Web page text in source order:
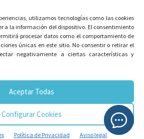
utilizamos tecnologías como las cookies
a la información del dispositivo. El consentimiento
procesar datos como el comportamiento de
únicas en este sitio. No consentir o retirar el
negativamente a ciertas características y
Aceptar Todas
Configurar Cookies
Política de Privacidad Aviso legal
NEWSLETTER!